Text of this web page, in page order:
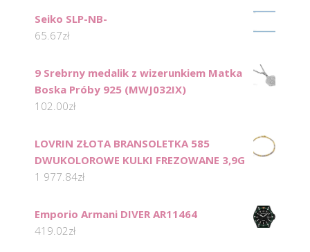
Seiko SLP-NB-
65.67zł
9 Srebrny medalik z wizerunkiem Matka
Boska Próby 925 (MWJ032IX)
102.00zł
LOVRIN ZŁOTA BRANSOLETKA 585
DWUKOLOROWE KULKI FREZOWANE 3,9G
1 977.84zł
Emporio Armani DIVER AR11464
419.02zł